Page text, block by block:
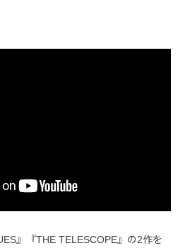
』『THE TELESCOPE』の2作を